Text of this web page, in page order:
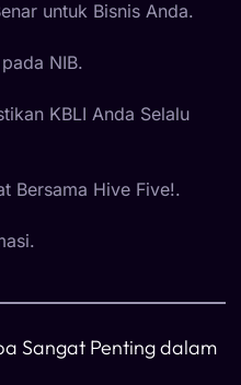
untuk Bisnis Anda.
NIB.
KBLI Anda Selalu
Bersama Hive Five!.
.
Sangat Penting dalam